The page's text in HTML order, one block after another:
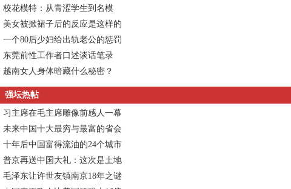
校花模特：从青涩学生到名模
美女被掀裙子后的反应是这样的
一个80后少妇给出轨老公的惩罚
东莞前性工作者口述谈话笔录
越南女人身体暗藏什么秘密？
强坛热帖
习主席在毛主席雕像前感人一幕
未来中国十大最穷与最富的省会
十年后中国富得流油的24个城市
普京再送中国大礼：这次是土地
毛泽东让许世友镇南京18年之谜